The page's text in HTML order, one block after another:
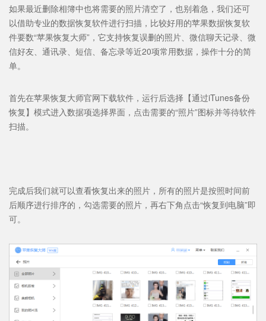
如果最近删除相簿中也将需要的照片清空了，也别着急，我们还可
以借助专业的数据恢复软件进行扫描，比较好用的苹果数据恢复软
件要数“苹果恢复大师”，它支持恢复误删的照片、微信聊天记录、微
信好友、通讯录、短信、备忘录等近20项常用数据，操作十分的简
单。
首先在苹果恢复大师官网下载软件，运行后选择【通过iTunes备份
恢复】模式进入数据项选择界面，点击需要的“照片”图标并等待软件
扫描。
完成后我们就可以查看恢复出来的照片，所有的照片是按照时间前
后顺序进行排序的，勾选需要的照片，再右下角点击“恢复到电脑”即
可。